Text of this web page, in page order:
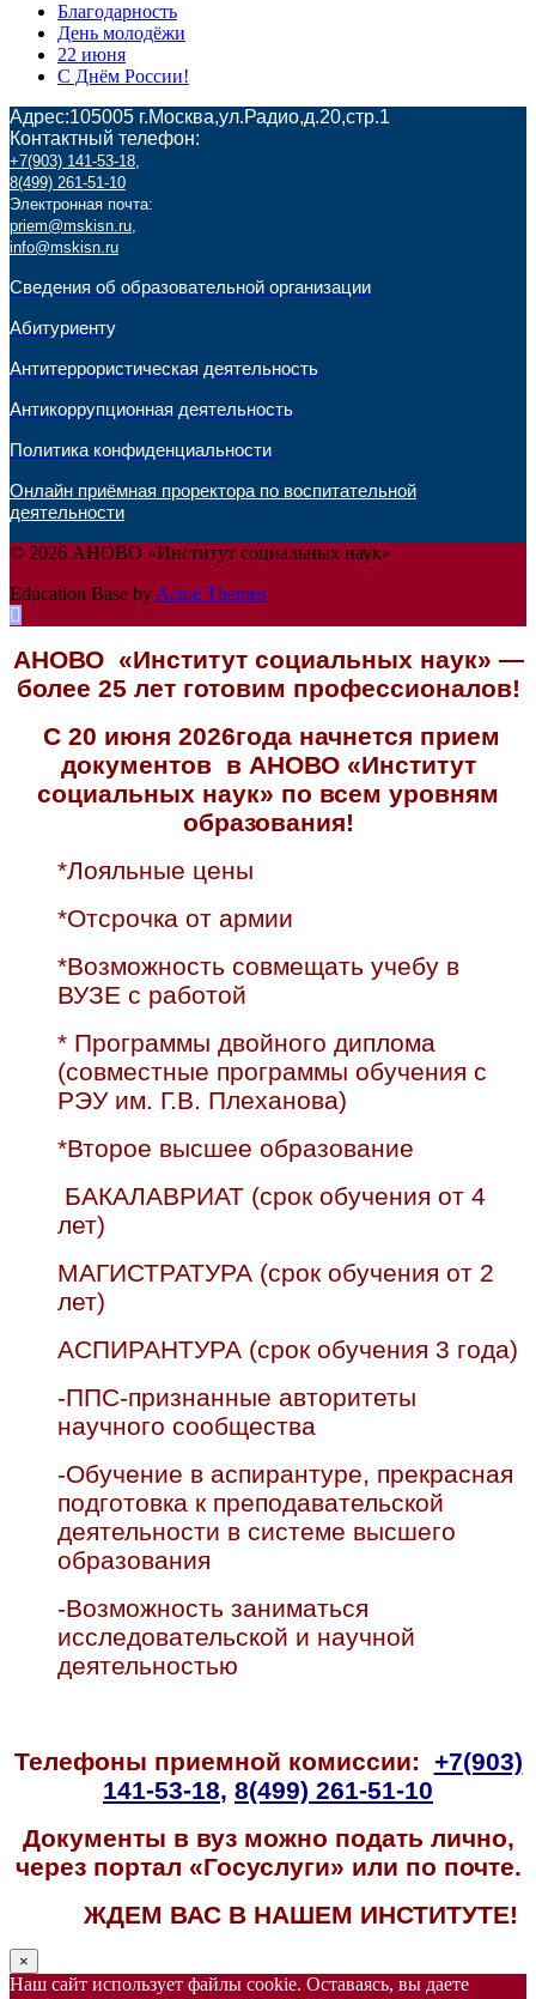
Благодарность
День молодёжи
22 июня
С Днём России!
Адрес:105005 г.Москва,ул.Радио,д.20,стр.1
Контактный телефон:
+7(903) 141-53-18,
8(499) 261-51-10
Электронная почта:
priem@mskisn.ru,
info@mskisn.ru
Сведения об образовательной организации
Абитуриенту
Антитеррористическая деятельность
Антикоррупционная деятельность
Политика конфиденциальности
Онлайн приёмная проректора по воспитательной
деятельности
© 2026 АНОВО «Институт социальных наук»
Education Base by Acme Themes
АНОВО «Институт социальных наук» —
более 25 лет готовим профессионалов!
С 20 июня 2026года начнется прием
документов в АНОВО «Институт
социальных наук» по всем уровням
образования!
*Лояльные цены
*Отсрочка от армии
*Возможность совмещать учебу в
ВУЗЕ с работой
* Программы двойного диплома
(совместные программы обучения с
РЭУ им. Г.В. Плеханова)
*Второе высшее образование
БАКАЛАВРИАТ (срок обучения от 4
лет)
МАГИСТРАТУРА (срок обучения от 2
лет)
АСПИРАНТУРА (срок обучения 3 года)
-ППС-признанные авторитеты
научного сообщества
-Обучение в аспирантуре, прекрасная
подготовка к преподавательской
деятельности в системе высшего
образования
-Возможность заниматься
исследовательской и научной
деятельностью
Телефоны приемной комиссии:
+7(903)
141-53-18, 8(499) 261-51-10
Документы в вуз можно подать лично,
через портал «Госуслуги» или по почте.
ЖДЕМ ВАС В НАШЕМ ИНСТИТУТЕ!
×
Наш сайт использует файлы cookie. Оставаясь, вы даете